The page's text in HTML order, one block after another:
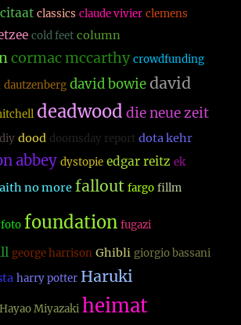
citaat classics claude vivier clemens
cold feet column
cormac mccarthy crowdfunding
dautzenberg david bowie david
deadwood die neue zeit
diy dood doomsday report dota kehr
abbey dystopie edgar reitz ek
no more fallout fargo fillm
foto foundation fugazi
george harrison Ghibli giorgio bassani
harry potter Haruki
Hayao Miyazaki heimat